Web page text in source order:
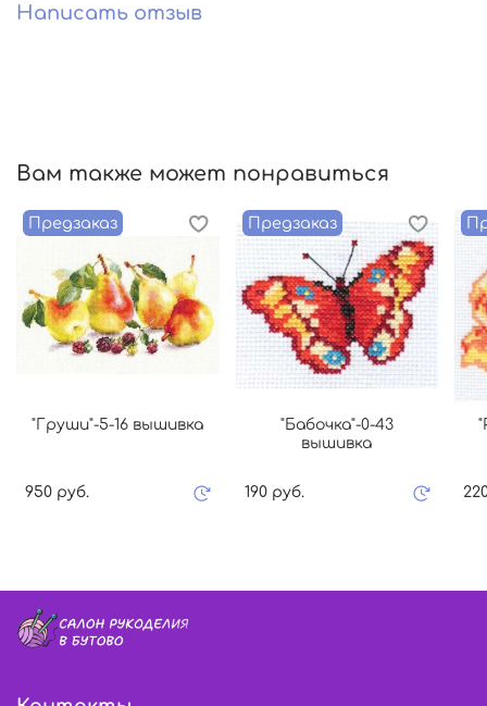
Написать отзыв
Вам также может понравиться
Предзаказ
"Груши"-5-16 вышивка
950 руб.
Предзаказ
"Бабочка"-0-43
вышивка
190 руб.